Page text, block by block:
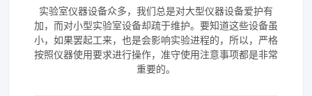
实验室仪器设备众多，我们总是对大型仪器设备爱护有
加，而对小型实验室设备却疏于维护。要知道这些设备虽
小，如果罢起工来，也是会影响实验进程的，所以，严格
按照仪器使用要求进行操作，准守使用注意事项都是非常
重要的。